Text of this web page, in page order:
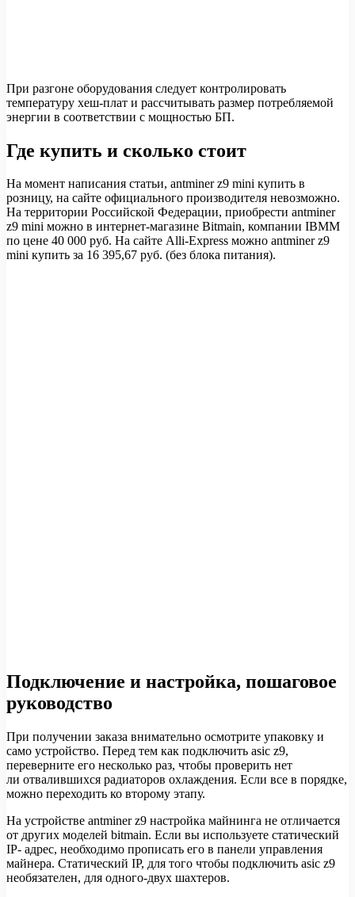
При разгоне оборудования следует контролировать
температуру хеш-плат и рассчитывать размер потребляемой
энергии в соответствии с мощностью БП.
Где купить и сколько стоит
На момент написания статьи, antminer z9 mini купить в
розницу, на сайте официального производителя невозможно.
На территории Российской Федерации, приобрести antminer
z9 mini можно в интернет-магазине Bitmain, компании IBMM
по цене 40 000 руб. На сайте Alli-Express можно antminer z9
mini купить за 16 395,67 руб. (без блока питания).
Подключение и настройка, пошаговое
руководство
При получении заказа внимательно осмотрите упаковку и
само устройство. Перед тем как подключить asic z9,
переверните его несколько раз, чтобы проверить нет
ли отвалившихся радиаторов охлаждения. Если все в порядке,
можно переходить ко второму этапу.
На устройстве antminer z9 настройка майнинга не отличается
от других моделей bitmain. Если вы используете статический
IP- адрес, необходимо прописать его в панели управления
майнера. Статический IP, для того чтобы подключить asic z9
необязателен, для одного-двух шахтеров.